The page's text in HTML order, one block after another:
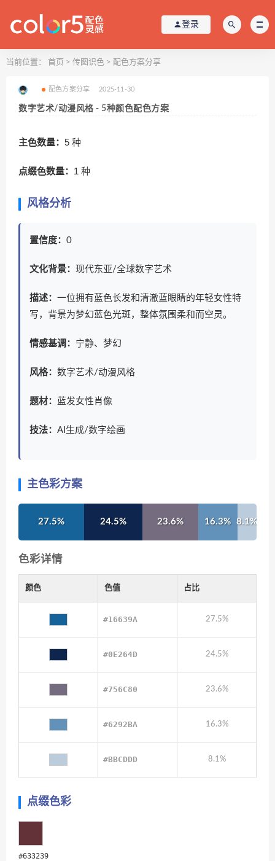
登录
当前位置： 首页 > 传图识色 > 配色方案分享
配色方案分享 2025-11-30
数字艺术/动漫风格 - 5种颜色配色方案
主色数量： 5 种
点缀色数量： 1 种
风格分析
置信度： 0
文化背景： 现代东亚/全球数字艺术
描述： 一位拥有蓝色长发和清澈蓝眼睛的年轻女性特
写，背景为梦幻蓝色光斑，整体氛围柔和而空灵。
情感基调： 宁静、梦幻
风格： 数字艺术/动漫风格
题材： 蓝发女性肖像
技法： AI生成/数字绘画
主色彩方案
27.5% 24.5% 23.6% 16.3% 8.1%
色彩详情
颜色 色值 占比
#16639A 27.5%
#0E264D 24.5%
#756C80 23.6%
#6292BA 16.3%
#BBCDDD 8.1%
点缀色彩
#633239